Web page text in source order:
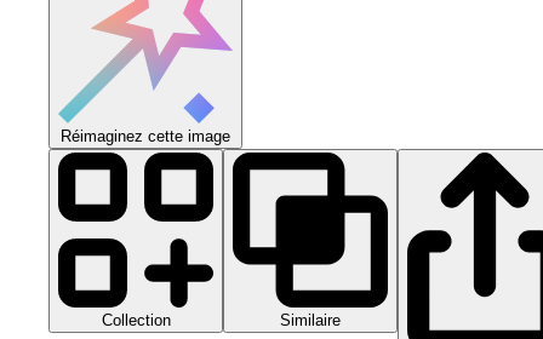
Réimaginez cette image
Collection Similaire